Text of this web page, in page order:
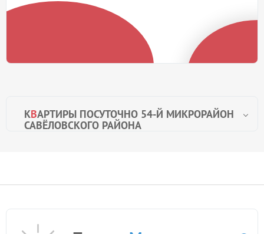
КВАРТИРЫ ПОСУТОЧНО 54-Й МИКРОРАЙОН
САВЁЛОВСКОГО РАЙОНА